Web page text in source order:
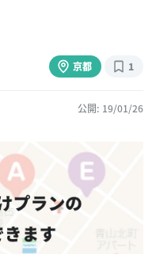
京都 1
公開: 19/01/26